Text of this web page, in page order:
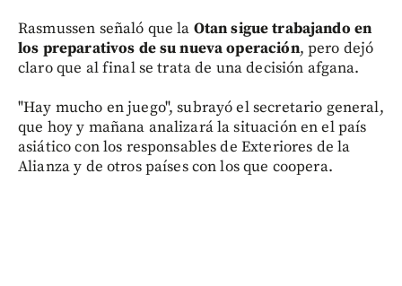
Rasmussen señaló que la Otan sigue trabajando en
los preparativos de su nueva operación, pero dejó
claro que al final se trata de una decisión afgana.
"Hay mucho en juego", subrayó el secretario general,
que hoy y mañana analizará la situación en el país
asiático con los responsables de Exteriores de la
Alianza y de otros países con los que coopera.